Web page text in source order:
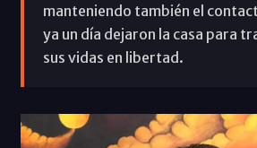
manteniendo también el
ya un día dejaron la casa para
sus vidas en libertad.